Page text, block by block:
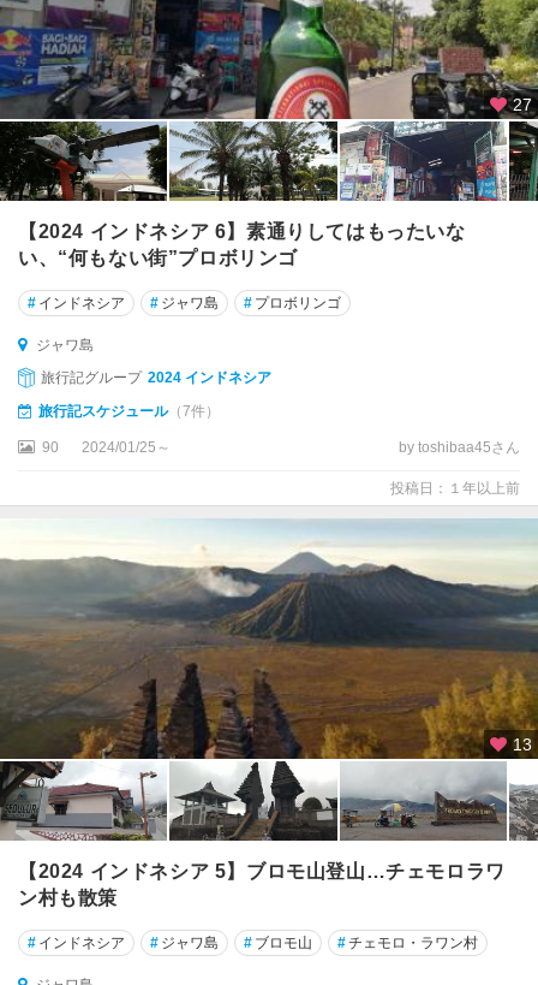
27
【2024 インドネシア 6】素通りしてはもったいな
い、“何もない街”プロボリンゴ
# インドネシア # ジャワ島 # プロボリンゴ
ジャワ島
旅行記グループ 2024 インドネシア
旅行記スケジュール（7件）
90 2024/01/25～ by toshibaa45さん
投稿日：１年以上前
13
【2024 インドネシア 5】ブロモ山登山…チェモロラワ
ン村も散策
# インドネシア # ジャワ島 # ブロモ山 #チェモロ・ラワン村